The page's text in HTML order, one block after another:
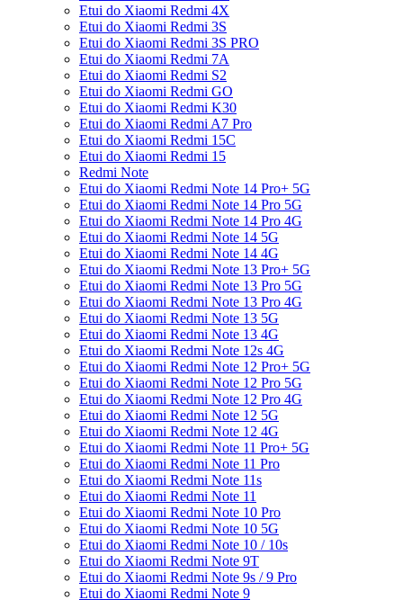
Etui do Xiaomi Redmi 4X
Etui do Xiaomi Redmi 3S
Etui do Xiaomi Redmi 3S PRO
Etui do Xiaomi Redmi 7A
Etui do Xiaomi Redmi S2
Etui do Xiaomi Redmi GO
Etui do Xiaomi Redmi K30
Etui do Xiaomi Redmi A7 Pro
Etui do Xiaomi Redmi 15C
Etui do Xiaomi Redmi 15
Redmi Note
Etui do Xiaomi Redmi Note 14 Pro+ 5G
Etui do Xiaomi Redmi Note 14 Pro 5G
Etui do Xiaomi Redmi Note 14 Pro 4G
Etui do Xiaomi Redmi Note 14 5G
Etui do Xiaomi Redmi Note 14 4G
Etui do Xiaomi Redmi Note 13 Pro+ 5G
Etui do Xiaomi Redmi Note 13 Pro 5G
Etui do Xiaomi Redmi Note 13 Pro 4G
Etui do Xiaomi Redmi Note 13 5G
Etui do Xiaomi Redmi Note 13 4G
Etui do Xiaomi Redmi Note 12s 4G
Etui do Xiaomi Redmi Note 12 Pro+ 5G
Etui do Xiaomi Redmi Note 12 Pro 5G
Etui do Xiaomi Redmi Note 12 Pro 4G
Etui do Xiaomi Redmi Note 12 5G
Etui do Xiaomi Redmi Note 12 4G
Etui do Xiaomi Redmi Note 11 Pro+ 5G
Etui do Xiaomi Redmi Note 11 Pro
Etui do Xiaomi Redmi Note 11s
Etui do Xiaomi Redmi Note 11
Etui do Xiaomi Redmi Note 10 Pro
Etui do Xiaomi Redmi Note 10 5G
Etui do Xiaomi Redmi Note 10 / 10s
Etui do Xiaomi Redmi Note 9T
Etui do Xiaomi Redmi Note 9s / 9 Pro
Etui do Xiaomi Redmi Note 9